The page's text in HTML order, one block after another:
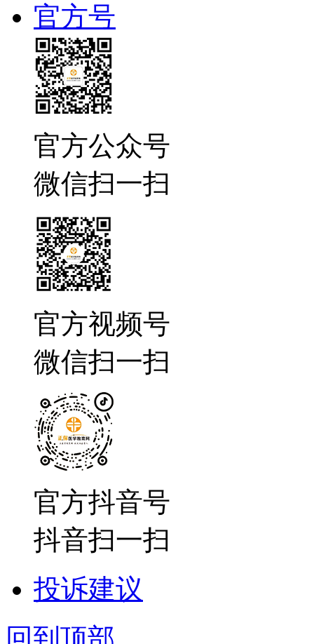
官方号
官方公众号
微信扫一扫
官方视频号
微信扫一扫
官方抖音号
抖音扫一扫
投诉建议
回到顶部